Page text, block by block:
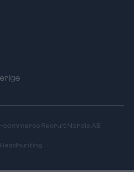
commerce Recruit Nordic AB